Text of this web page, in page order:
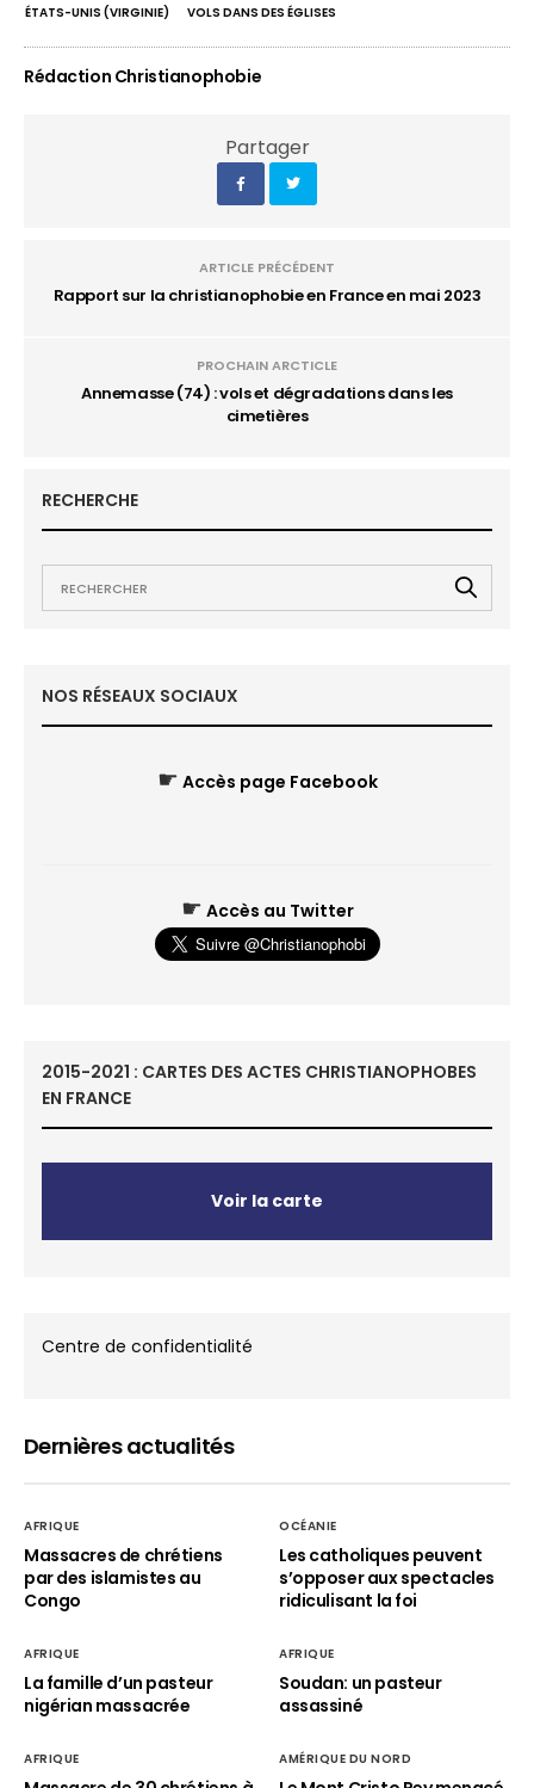
ÉTATS-UNIS (VIRGINIE)
VOLS DANS DES ÉGLISES
Rédaction Christianophobie
Partager
ARTICLE PRÉCÉDENT
Rapport sur la christianophobie en France en mai 2023
PROCHAIN ARCTICLE
Annemasse (74) : vols et dégradations dans les
cimetières
RECHERCHE
NOS RÉSEAUX SOCIAUX
☛ Accès page Facebook
☛ Accès au Twitter
2015-2021 : CARTES DES ACTES CHRISTIANOPHOBES
EN FRANCE
Voir la carte
Centre de confidentialité
Dernières actualités
AFRIQUE
Massacres de chrétiens
par des islamistes au
Congo
OCÉANIE
Les catholiques peuvent
s’opposer aux spectacles
ridiculisant la foi
AFRIQUE
La famille d’un pasteur
nigérian massacrée
AFRIQUE
Soudan: un pasteur
assassiné
AFRIQUE AMÉRIQUE DU NORD